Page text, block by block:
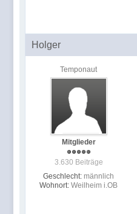
Holger
Temponaut
Mitglieder
3.630 Beiträge
Geschlecht: männlich
Wohnort: Weilheim i.OB